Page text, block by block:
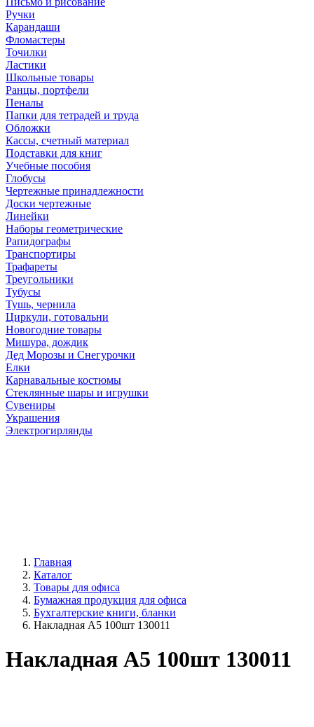
Ручки
Карандаши
Фломастеры
Точилки
Ластики
Школьные товары
Ранцы, портфели
Пеналы
Папки для тетрадей и труда
Обложки
Кассы, счетный материал
Подставки для книг
Учебные пособия
Глобусы
Чертежные принадлежности
Доски чертежные
Линейки
Наборы геометрические
Рапидографы
Транспортиры
Трафареты
Треугольники
Тубусы
Тушь, чернила
Циркули, готовальни
Новогодние товары
Мишура, дождик
Дед Морозы и Снегурочки
Елки
Карнавальные костюмы
Стеклянные шары и игрушки
Сувениры
Украшения
Электрогирлянды
Главная
Каталог
Товары для офиса
Бумажная продукция для офиса
Бухгалтерские книги, бланки
Накладная А5 100шт 130011
Накладная А5 100шт 130011